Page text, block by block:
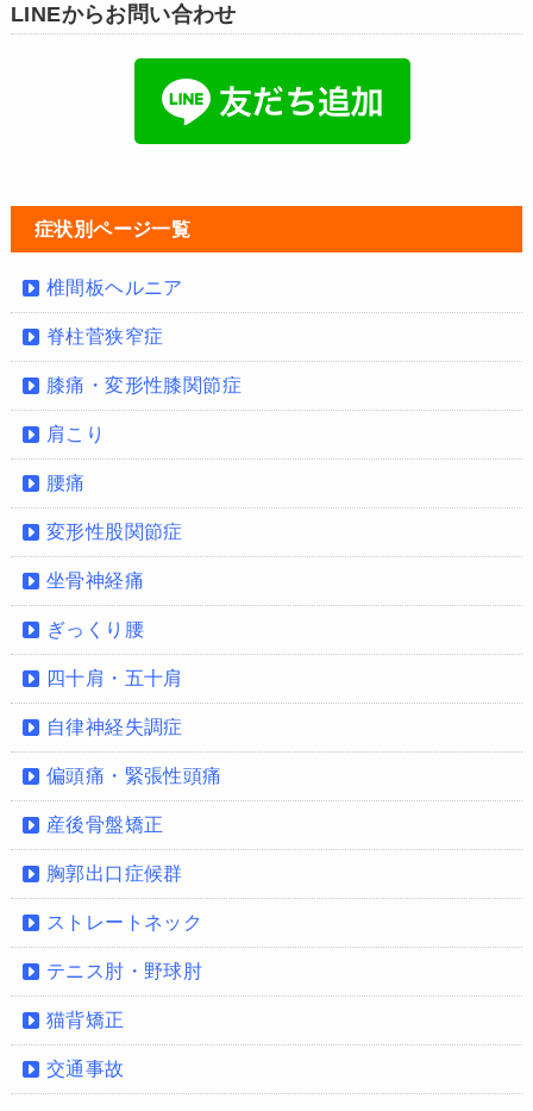
LINEからお問い合わせ
症状別ページ一覧
椎間板ヘルニア
脊柱菅狭窄症
膝痛・変形性膝関節症
肩こり
腰痛
変形性股関節症
坐骨神経痛
ぎっくり腰
四十肩・五十肩
自律神経失調症
偏頭痛・緊張性頭痛
産後骨盤矯正
胸郭出口症候群
ストレートネック
テニス肘・野球肘
猫背矯正
交通事故